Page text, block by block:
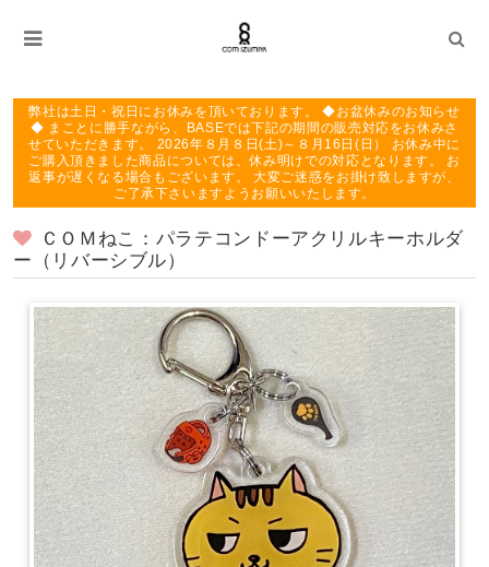
弊社は土日・祝日にお休みを頂いております。 ◆お盆休みのお知らせ
◆ まことに勝手ながら、BASEでは下記の期間の販売対応をお休みさ
せていただきます。 2026年８月８日(土)～８月16日(日） お休み中に
ご購入頂きました商品については、休み明けでの対応となります。 お
返事が遅くなる場合もございます。 大変ご迷惑をお掛け致しますが、
ご了承下さいますようお願いいたします。
ＣＯＭねこ：パラテコンドーアクリルキーホルダ
ー（リバーシブル）